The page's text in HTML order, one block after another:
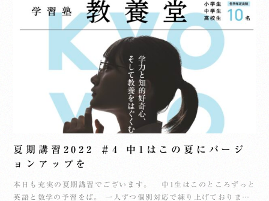
夏期講習2022 ＃4 中1はこの夏にバージ
ョンアップを
本日も充実の夏期講習でございます。 中1生はこのところずっと
英語と数学の予習をば。 一人ずつ個別対応で練り上げておりま…